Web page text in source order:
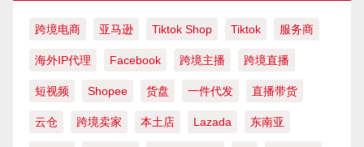
跨境电商 亚马逊 Tiktok Shop Tiktok 服务商
海外IP代理 Facebook 跨境主播 跨境直播
短视频 Shopee 货盘 一件代发 直播带货
云仓 跨境卖家 本土店 Lazada 东南亚